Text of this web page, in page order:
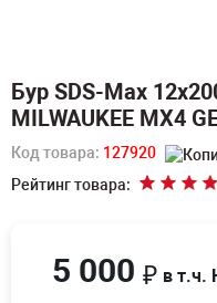
Бур SDS-Max
MILWAUKEE MX4
Код товара: 127920
Рейтинг товара:
5 000 ₽ в т.ч.